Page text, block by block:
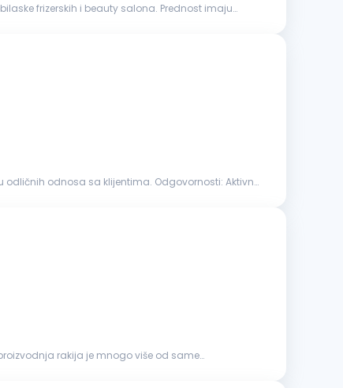
frizerskih i beauty salona. Prednost imaju
odnosa sa klijentima. Odgovornosti: Aktivno
proizvodnja rakija je mnogo više od same